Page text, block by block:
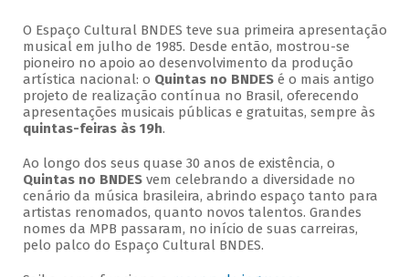
O Espaço Cultural BNDES teve sua primeira apresentação
musical em julho de 1985. Desde então, mostrou-se
pioneiro no apoio ao desenvolvimento da produção
artística nacional: o Quintas no BNDESé o mais antigo
projeto de realização contínua no Brasil, oferecendo
apresentações musicais públicas e gratuitas, sempre às
quintas-feiras às 19h.
Ao longo dos seus quase 30 anos de existência, o
Quintas no BNDESvem celebrando a diversidade no
cenário da música brasileira, abrindo espaço tanto para
artistas renomados, quanto novos talentos. Grandes
nomes da MPB passaram, no início de suas carreiras,
pelo palco do Espaço Cultural BNDES.